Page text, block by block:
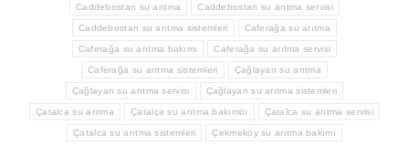
Caddebostan su arıtma Caddebostan su arıtma servisi
Caddebostan su arıtma sistemleri Caferağa su arıtma
Caferağa su arıtma bakımı Caferağa su arıtma servisi
Caferağa su arıtma sistemleri Çağlayan su arıtma
Çağlayan su arıtma servisi Çağlayan su arıtma sistemleri
Çatalca su arıtma Çatalça su arıtma bakımöı Çatalca su arıtma servisi
Çatalca su arıtma sistemleri Çekmeköy su arıtma bakımı